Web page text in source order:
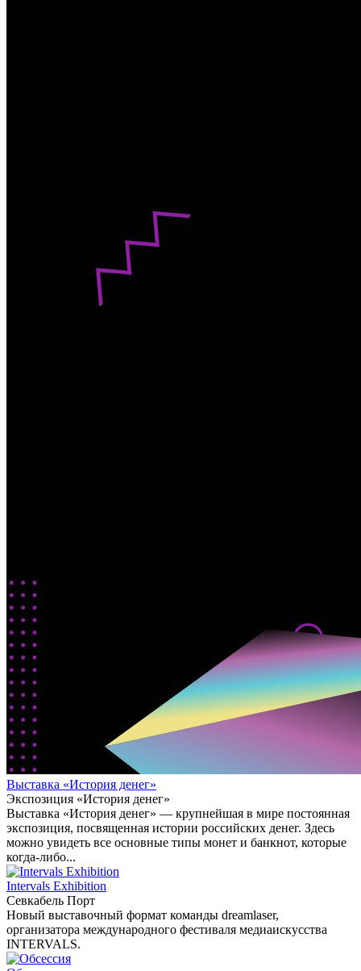
Выставка «История денег»
Экспозиция «История денег»
Выставка «История денег» — крупнейшая в мире постоянная
экспозиция, посвященная истории российских денег. Здесь
можно увидеть все основные типы монет и банкнот, которые
когда-либо...
Intervals Exhibition
Севкабель Порт
Новый выставочный формат команды dreamlaser,
организатора международного фестиваля медиаискусства
INTERVALS.